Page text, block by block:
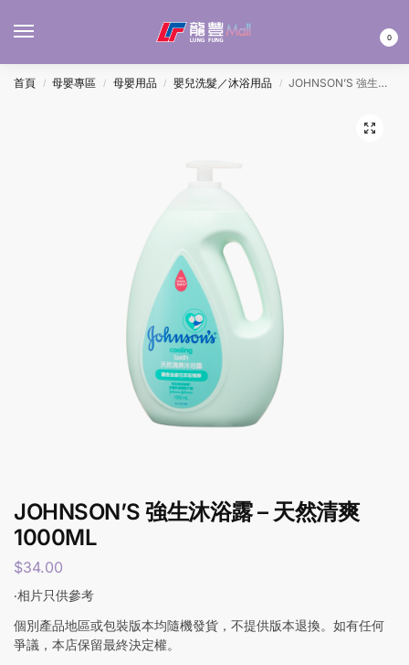
0
首頁 / 母嬰專區 / 母嬰用品 / 嬰兒洗髮／沐浴用品 / JOHNSON’S 強生沐浴露 – 天然清爽 1000ML
JOHNSON’S 強生沐浴露 – 天然清爽
1000ML
$34.00
‧相片只供參考
個別產品地區或包裝版本均隨機發貨，不提供版本退換。如有任何
爭議，本店保留最終決定權。